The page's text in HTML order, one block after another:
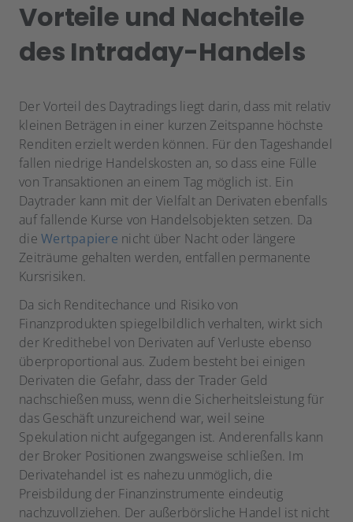
Vorteile und Nachteile
des Intraday-Handels
Der Vorteil des Daytradings liegt darin, dass mit relativ
kleinen Beträgen in einer kurzen Zeitspanne höchste
Renditen erzielt werden können. Für den Tageshandel
fallen niedrige Handelskosten an, so dass eine Fülle
von Transaktionen an einem Tag möglich ist. Ein
Daytrader kann mit der Vielfalt an Derivaten ebenfalls
auf fallende Kurse von Handelsobjekten setzen. Da
die Wertpapiere nicht über Nacht oder längere
Zeiträume gehalten werden, entfallen permanente
Kursrisiken.
Da sich Renditechance und Risiko von
Finanzprodukten spiegelbildlich verhalten, wirkt sich
der Kredithebel von Derivaten auf Verluste ebenso
überproportional aus. Zudem besteht bei einigen
Derivaten die Gefahr, dass der Trader Geld
nachschießen muss, wenn die Sicherheitsleistung für
das Geschäft unzureichend war, weil seine
Spekulation nicht aufgegangen ist. Anderenfalls kann
der Broker Positionen zwangsweise schließen. Im
Derivatehandel ist es nahezu unmöglich, die
Preisbildung der Finanzinstrumente eindeutig
nachzuvollziehen. Der außerbörsliche Handel ist nicht